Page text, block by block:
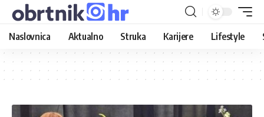
Naslovnica Aktualno Struka Karijere Lifestyle